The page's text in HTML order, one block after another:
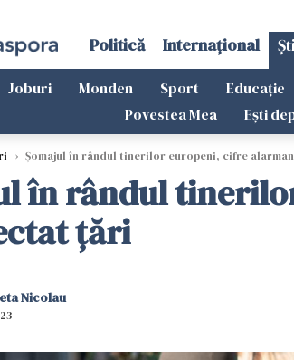
Politică Internațional
Joburi Monden Sport Educație
Povestea Mea
Ești
› Șomajul în rândul tinerilor europeni, cifre
în rândul
țări
Nicolau